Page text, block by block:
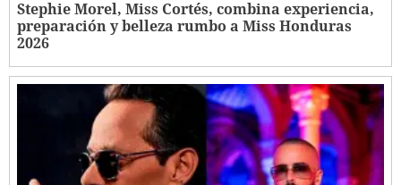
Stephie Morel, Miss Cortés, combina experiencia,
preparación y belleza rumbo a Miss Honduras
2026